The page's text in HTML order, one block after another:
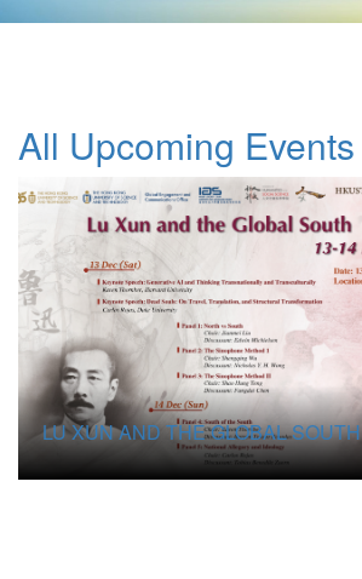
All Upcoming Events
LU XUN AND THE GLOBAL SOUTH